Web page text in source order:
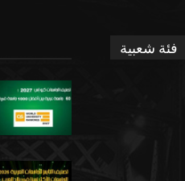
فئة شعبية